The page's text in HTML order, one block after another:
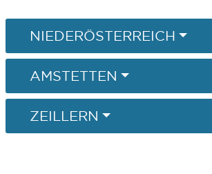
NIEDERÖSTERREICH
AMSTETTEN
ZEILLERN